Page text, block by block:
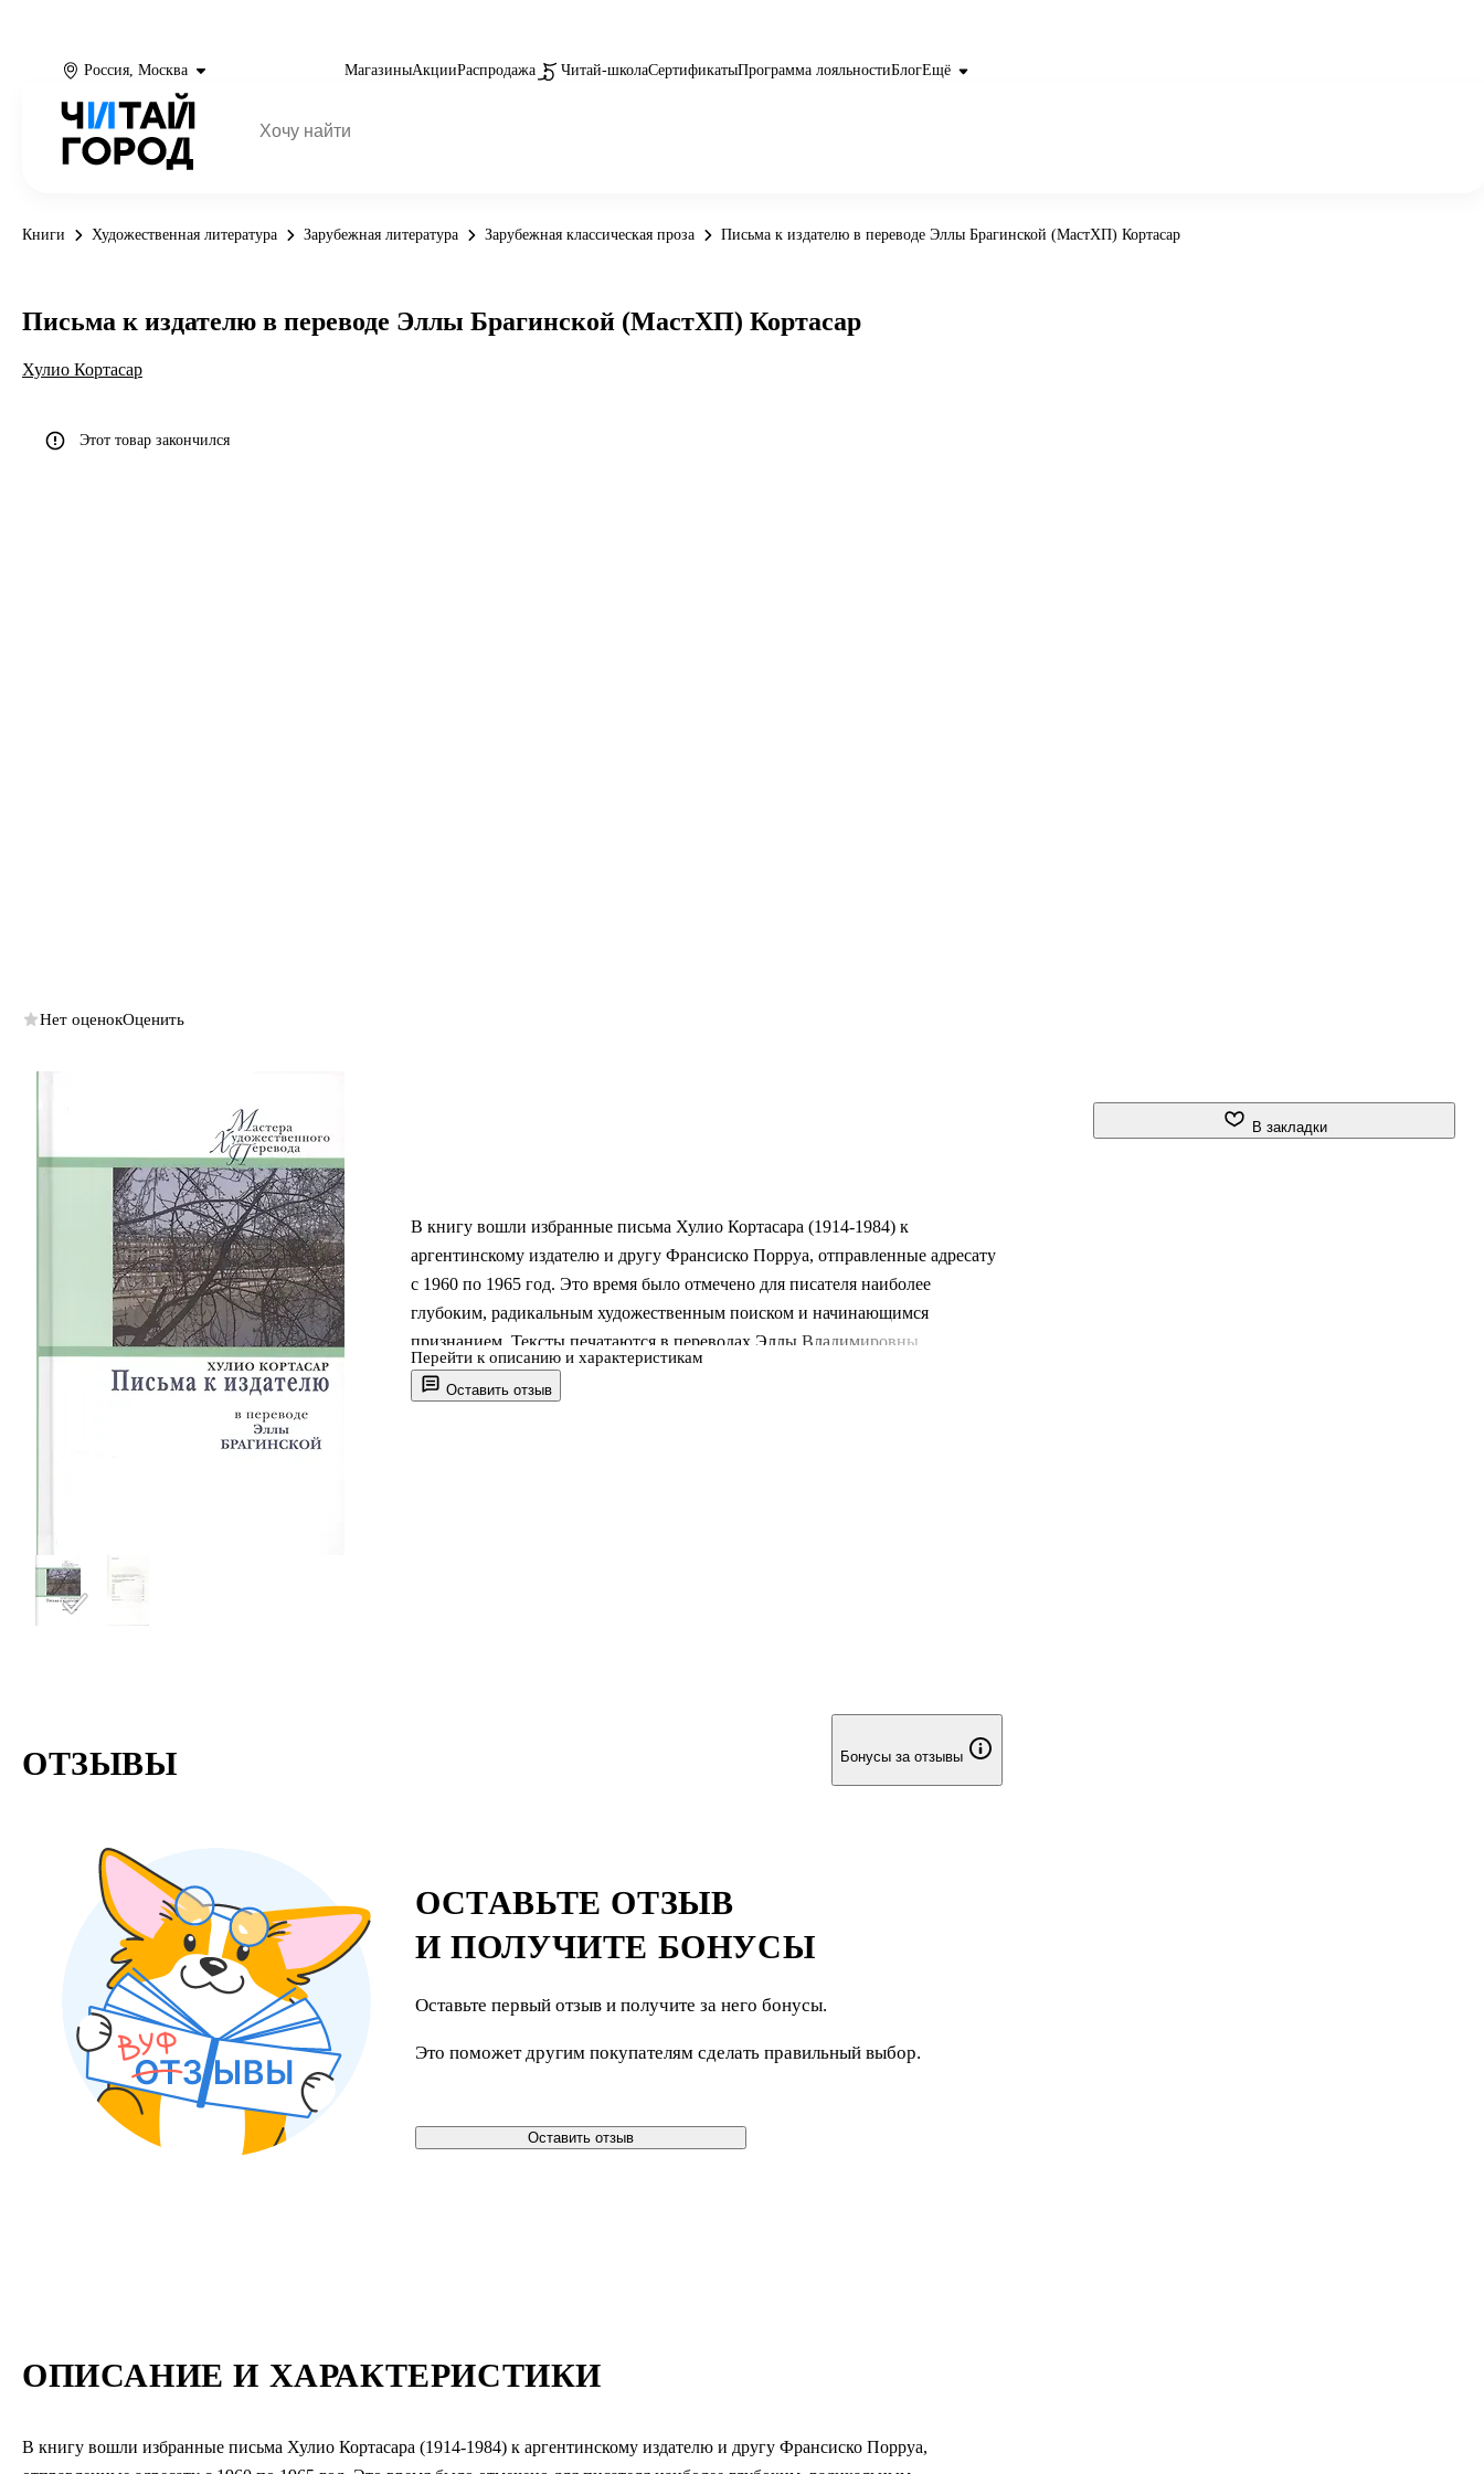
Россия, Москва МагазиныАкцииРаспродажа Читай-школаСертификатыПрограмма лояльностиБлогЕщё
Книги Художественная литература Зарубежная литература Зарубежная классическая проза Письма к издателю в переводе Эллы Брагинской (МастХП) Кортасар
Оставить отзыв
В книгу вошли избранные письма Хулио Кортасара (1914-1984) к
аргентинскому издателю и другу Франсиско Порруа, отправленные адресату
с 1960 по 1965 год. Это время было отмечено для писателя наиболее
глубоким, радикальным художественным поиском и начинающимся
признанием. Тексты печатаются в переводах Эллы Владимировны
Брагинской (1926-2010), открывшей в 1971 г. для русского читателя
творчество Кортасара. Первая публикация семнадцати из шестидесяти
Перейти к описанию и характеристикам
Письма к издателю в переводе Эллы Брагинской (МастХП) Кортасар
Хулио Кортасар
Этот товар закончился
Нет оценокОценить
В закладки
ОПИСАНИЕ И ХАРАКТЕРИСТИКИ
В книгу вошли избранные письма Хулио Кортасара (1914-1984) к аргентинскому издателю и другу Франсиско Порруа,
ОТЗЫВЫ Бонусы за отзывы
ОСТАВЬТЕ ОТЗЫВ
И ПОЛУЧИТЕ БОНУСЫ
Оставьте первый отзыв и получите за него бонусы.
Это поможет другим покупателям сделать правильный выбор.
Оставить отзыв